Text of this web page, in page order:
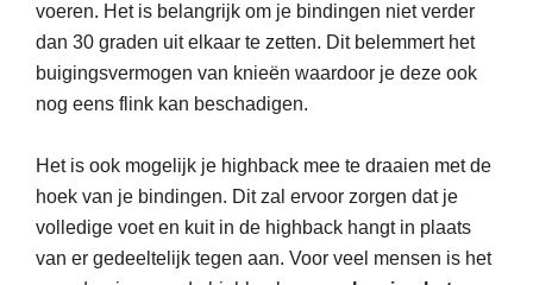
voeren. Het is belangrijk om je bindingen niet verder
dan 30 graden uit elkaar te zetten. Dit belemmert het
buigingsvermogen van knieën waardoor je deze ook
nog eens flink kan beschadigen.
Het is ook mogelijk je highback mee te draaien met de
hoek van je bindingen. Dit zal ervoor zorgen dat je
volledige voet en kuit in de highback hangt in plaats
van er gedeeltelijk tegen aan. Voor veel mensen is het